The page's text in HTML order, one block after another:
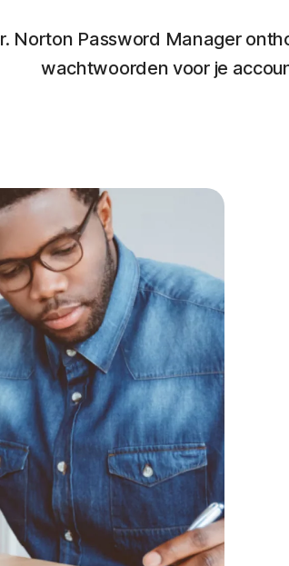
Norton Password Manager
wachtwoorden voor je